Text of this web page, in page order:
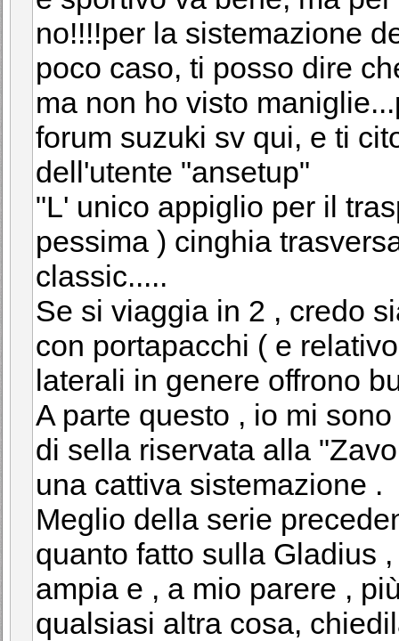
no!!!!per la sistemazione
poco caso, ti posso dire
ma non ho visto
forum suzuki sv qui, e ti
dell'utente "ansetup"
"L' unico appiglio per il
pessima ) cinghia
classic.....
Se si viaggia in 2 , credo
con portapacchi ( e
laterali in genere offrono
A parte questo , io mi
di sella riservata alla
una cattiva sistemazione .
Meglio della serie
quanto fatto sulla Gladius
ampia e , a mio parere ,
qualsiasi altra cosa,